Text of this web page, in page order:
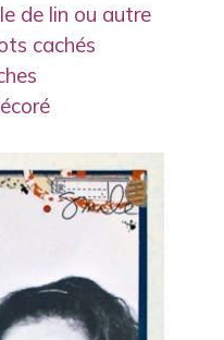
de lin ou autre
cachés